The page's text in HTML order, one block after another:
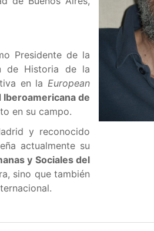
Presidente de la
de Historia de la
en la European
Iberoamericana de
en su campo.
y reconocido
actualmente su
y Sociales del
sino que también